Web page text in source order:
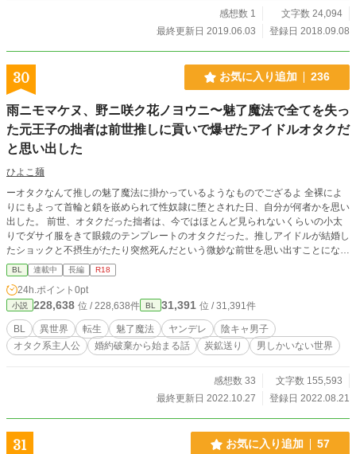
感想数 1
文字数 24,094
最終更新日 2019.06.03
登録日 2018.09.08
30 お気に入り追加 236
雨ニモマケヌ、野ニ咲ク花ノヨウニ〜魅了魔法で全てを失っ
た元王子の拙者は前世推しに貢いで爆ぜたアイドルオタクだ
と思い出した
ひよこ麺
ーオタクなんて推しの魅了魔法に掛かっているようなものでござるよ 全裸によ
りにもよって首輪と鎖を嵌められて性奴隷に堕とされた日、自分が何者かを思い
出した。 前世、オタクだった拙者は、今ではほとんど見られないくらいの小太
りでダサイ服をきて眼鏡のテンプレートのオタクだった。推しアイドルが結婚し
たショックと不摂生がたたり突然死んだという微妙な前世を思い出すことになっ
た。 前世のガチャと違い転生ガチャでURを出して、異世界の王国で美形の王子
に生まれ変わったのに、どうやら魅了魔法に掛かり結果的に前世のように推しに
貢いで、婚約破棄とかいう契約の不履行を宣言し廃嫡の上で慰謝料の支払いのた
めに犯罪労働施設という名の炭鉱送りになったらしい。 そして、何故か予定と
違うとかいいながら神っぽい存在によりにもよって魅了魔法を授かってしまっ
た。 拙者が魅了魔法？？無理無理無理！！陰キャオタにはハードルが高すぎる
でござるよ。 さらに魅了魔法をかけて身を滅ぼさせた張本人の男爵令息ビッチ
しすぎてキャパオーバーの元ドルオタ廃嫡王子の元に、元婚約者、魔導師団長、
叔父の辺境伯まで現れて……拙者どうなっちゃうの！？ ※エッチなシーンの前
以外が主人公として抱かれることがあります。一応主人公の処女も童貞も長く守
られる予定ですが幻影でも他CPがあるのが苦手な方はご注意ください。
BL 連載中 長編 R18
24h.ポイント 0pt
小説 228,638 位 / 228,638件 BL 31,391 位 / 31,391件
BL 異世界 転生 魅了魔法 ヤンデレ
陰キャ男子
オタク系主人公
婚約破棄から始まる話 炭鉱送り 男しかいない世界
感想数 33
文字数 155,593
最終更新日 2022.10.27
登録日 2022.08.21
31 お気に入り追加 57